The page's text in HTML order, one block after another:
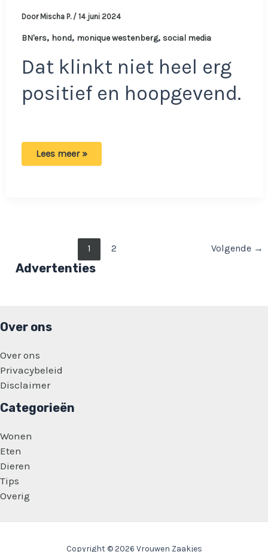
Door Mischa P. / 14 juni 2024
BN'ers, hond, monique westenberg, social media
Dat klinkt niet heel erg
positief en hoopgevend.
Monique
gekregen’
Lees meer »
1 2 Volgende →
Advertenties
Over ons
Over ons
Privacybeleid
Disclaimer
Categorieën
Wonen
Eten
Dieren
Tips
Overig
Copyright © 2026 Vrouwen Zaakjes